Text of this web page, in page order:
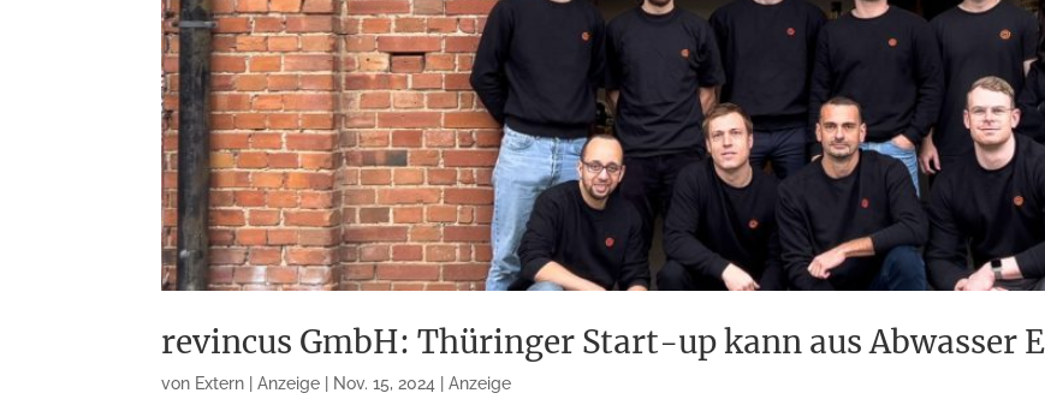
revincus GmbH: Thüringer Start-up kann aus Abwasser
von Extern | Anzeige | Nov. 15, 2024 |Anzeige